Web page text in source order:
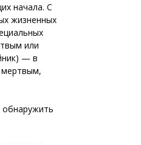
начала. С
жизненных
или
— в
мертвым,